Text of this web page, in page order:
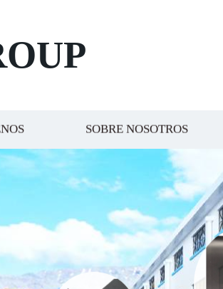
SOBRE NOSOTROS